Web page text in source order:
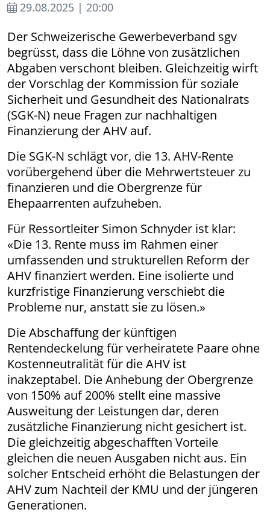
29.08.2025 | 20:00
Der Schweizerische Gewerbeverband sgv
begrüsst, dass die Löhne von zusätzlichen
Abgaben verschont bleiben. Gleichzeitig wirft
der Vorschlag der Kommission für soziale
Sicherheit und Gesundheit des Nationalrats
(SGK-N) neue Fragen zur nachhaltigen
Finanzierung der AHV auf.
Die SGK-N schlägt vor, die 13. AHV-Rente
vorübergehend über die Mehrwertsteuer zu
finanzieren und die Obergrenze für
Ehepaarrenten aufzuheben.
Für Ressortleiter Simon Schnyder ist klar:
«Die 13. Rente muss im Rahmen einer
umfassenden und strukturellen Reform der
AHV finanziert werden. Eine isolierte und
kurzfristige Finanzierung verschiebt die
Probleme nur, anstatt sie zu lösen.»
Die Abschaffung der künftigen
Rentendeckelung für verheiratete Paare ohne
Kostenneutralität für die AHV ist
inakzeptabel. Die Anhebung der Obergrenze
von 150% auf 200% stellt eine massive
Ausweitung der Leistungen dar, deren
zusätzliche Finanzierung nicht gesichert ist.
Die gleichzeitig abgeschafften Vorteile
gleichen die neuen Ausgaben nicht aus. Ein
solcher Entscheid erhöht die Belastungen der
AHV zum Nachteil der KMU und der jüngeren
Generationen.